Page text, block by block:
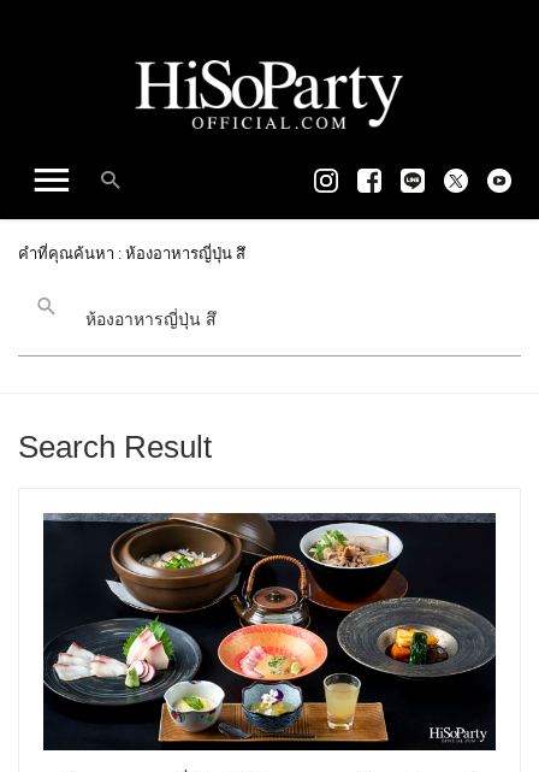
คำที่คุณค้นหา : ห้องอาหารญี่ปุ่น สึ
Search Result